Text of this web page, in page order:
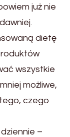
już nie
dietę
wszystkie
możliwe,
czego
–